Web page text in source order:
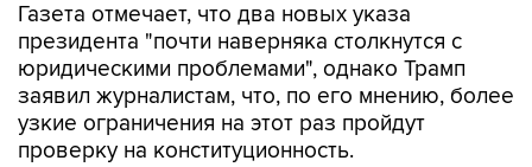
Газета отмечает, что два новых указа
президента "почти наверняка столкнутся с
юридическими проблемами", однако Трамп
заявил журналистам, что, по его мнению, более
узкие ограничения на этот раз пройдут
проверку на конституционность.